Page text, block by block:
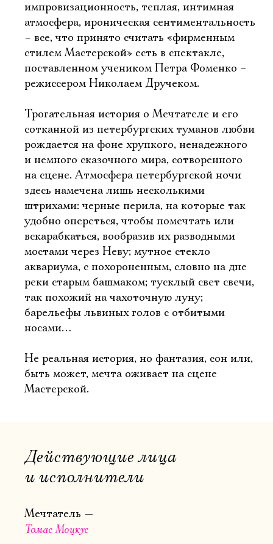
импровизационность, теплая, интимная
атмосфера, ироническая сентиментальность
– все, что принято считать «фирменным
стилем Мастерской» есть в спектакле,
поставленном учеником Петра Фоменко –
режиссером Николаем Дручеком.
Трогательная история о Мечтателе и его
сотканной из петербургских туманов любви
рождается на фоне хрупкого, ненадежного
и немного сказочного мира, сотворенного
на сцене. Атмосфера петербургской ночи
здесь намечена лишь несколькими
штрихами: черные перила, на которые так
удобно опереться, чтобы помечтать или
вскарабкаться, вообразив их разводными
мостами через Неву; мутное стекло
аквариума, с похороненным, словно на дне
реки старым башмаком; тусклый свет свечи,
так похожий на чахоточную луну;
барельефы львиных голов с отбитыми
носами…
Не реальная история, но фантазия, сон или,
быть может, мечта оживает на сцене
Мастерской.
Действующие лица
и исполнители
Мечтатель
Томас Моцкус